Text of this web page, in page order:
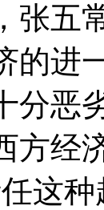
张五
的进
分恶
方经
这